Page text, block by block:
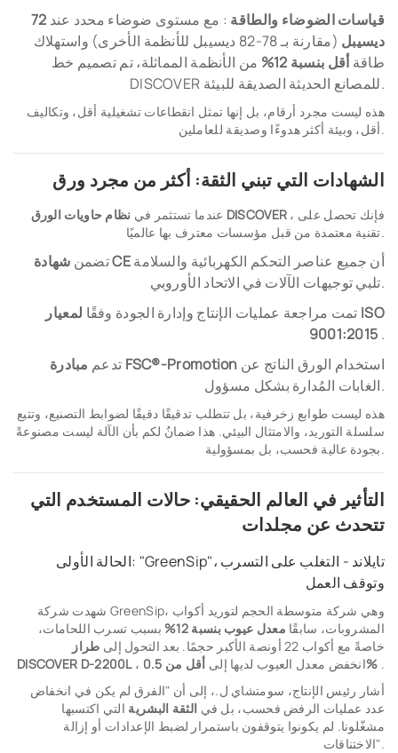
قياسات الضوضاء والطاقة : مع مستوى ضوضاء محدد عند 72
ديسيبل
(مقارنة بـ 78-82 ديسيبل للأنظمة الأخرى) واستهلاك
طاقةأقل بنسبة 12%
من الأنظمة المماثلة، تم تصميم خط
DISCOVER للمصانع الحديثة الصديقة للبيئة.
هذه ليست مجرد أرقام، بل إنها تمثل انقطاعات تشغيلية أقل، وتكاليف
أقل، وبيئة أكثر هدوءًا وصديقة للعاملين.
الشهادات التي تبني الثقة: أكثر من مجرد ورق
عندما تستثمر في نظام حاويات الورق DISCOVER ، فإنك تحصل على
تقنية معتمدة من قبل مؤسسات معترف بها عالميًا.
تضمنشهادة CEأن جميع عناصر التحكم الكهربائية والسلامة
تلبي توجيهات الآلات في الاتحاد الأوروبي.
تمت مراجعة عمليات الإنتاج وإدارة الجودة وفقًا لمعيار ISO
9001:2015 .
تدعم مبادرة FSC®-Promotion
الغابات المُدارة بشكل مسؤول.
هذه ليست طوابع زخرفية، بل تتطلب تدقيقًا دقيقًا لضوابط التصنيع، وتتبع
سلسلة التوريد، والامتثال البيئي. هذا ضمانٌ لكم بأن الآلة ليست مصنوعةً
بجودة عالية فحسب، بل بمسؤولية.
التأثير في العالم الحقيقي: حالات المستخدم التي
تتحدث عن مجلدات
الحالة الأولى: "GreenSip"، تايلاند - التغلب على التسرب
وتوقف العمل
شهدت شركة GreenSip، وهي شركة متوسطة الحجم لتوريد أكواب
المشروبات، سابقًا معدل عيوب بنسبة 12%
بسبب تسرب اللحامات،
خاصةً مع أكواب 22 أونصة الأكبر حجمًا. بعد التحول إلى
طراز
DISCOVER D-2200L
، انخفض معدل العيوب لديها إلىأقل من 0.5% .
أشار رئيس الإنتاج، سومتشاي ل.، إلى أن "الفرق لم يكن في انخفاض
عدد عمليات الرفض فحسب، بل في الثقة البشرية التي اكتسبها
مشغّلونا. لم يكونوا يتوقفون باستمرار لضبط الإعدادات أو إزالة
الاختناقات".